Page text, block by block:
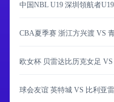
中国NBL U19 深圳領航者
CBA夏季赛 浙江方兴渡 VS
欧女杯 贝雷达比历克女足
球会友谊 英特城 VS 比利亚